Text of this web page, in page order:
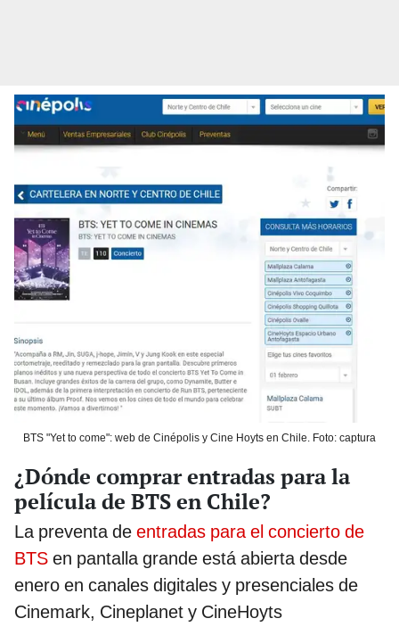
BTS "Yet to come": web de Cinépolis y Cine Hoyts en Chile. Foto: captura
¿Dónde comprar entradas para la
película de BTS en Chile?
La preventa de entradas para el concierto de
BTS en pantalla grande está abierta desde
enero en canales digitales y presenciales de
Cinemark, Cineplanet y CineHoyts